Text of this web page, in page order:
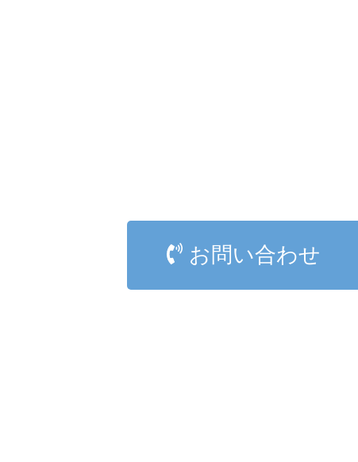
お問い合わせ